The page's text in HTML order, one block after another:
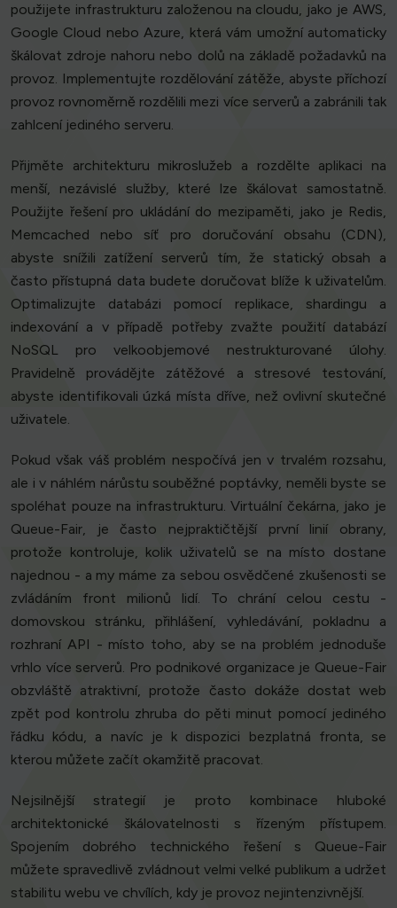
použijete infrastrukturu založenou na cloudu, jako je AWS,
Google Cloud nebo Azure, která vám umožní automaticky
škálovat zdroje nahoru nebo dolů na základě požadavků na
provoz. Implementujte rozdělování zátěže, abyste příchozí
provoz rovnoměrně rozdělili mezi více serverů a zabránili tak
zahlcení jediného serveru.
Přijměte architekturu mikroslužeb a rozdělte aplikaci na
menší, nezávislé služby, které lze škálovat samostatně.
Použijte řešení pro ukládání do mezipaměti, jako je Redis,
Memcached nebo síť pro doručování obsahu (CDN),
abyste snížili zatížení serverů tím, že statický obsah a
často přístupná data budete doručovat blíže k uživatelům.
Optimalizujte databázi pomocí replikace, shardingu a
indexování a v případě potřeby zvažte použití databází
NoSQL pro velkoobjemové nestrukturované úlohy.
Pravidelně provádějte zátěžové a stresové testování,
abyste identifikovali úzká místa dříve, než ovlivní skutečné
uživatele.
Pokud však váš problém nespočívá jen v trvalém rozsahu,
ale i v náhlém nárůstu souběžné poptávky, neměli byste se
spoléhat pouze na infrastrukturu. Virtuální čekárna, jako je
Queue-Fair, je často nejpraktičtější první linií obrany,
protože kontroluje, kolik uživatelů se na místo dostane
najednou - a my máme za sebou osvědčené zkušenosti se
zvládáním front milionů lidí. To chrání celou cestu -
domovskou stránku, přihlášení, vyhledávání, pokladnu a
rozhraní API - místo toho, aby se na problém jednoduše
vrhlo více serverů. Pro podnikové organizace je Queue-Fair
obzvláště atraktivní, protože často dokáže dostat web
zpět pod kontrolu zhruba do pěti minut pomocí jediného
řádku kódu, a navíc je k dispozici bezplatná fronta, se
kterou můžete začít okamžitě pracovat.
Nejsilnější strategií je proto kombinace hluboké
architektonické škálovatelnosti s řízeným přístupem.
Spojením dobrého technického řešení s Queue-Fair
můžete spravedlivě zvládnout velmi velké publikum a udržet
stabilitu webu ve chvílích, kdy je provoz nejintenzivnější.